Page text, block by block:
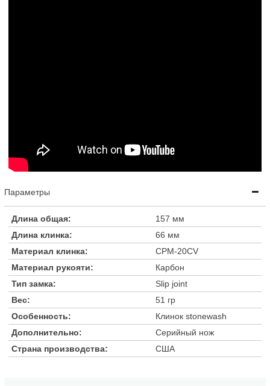
Параметры
Длина общая:
157 мм
Длина клинка:
66 мм
Материал клинка:
CPM-20CV
Материал рукояти:
Карбон
Тип замка:
Slip joint
Вес:
51 гр
Особенность:
Клинок stonewash
Дополнительно:
Серийный нож
Страна производства:
США